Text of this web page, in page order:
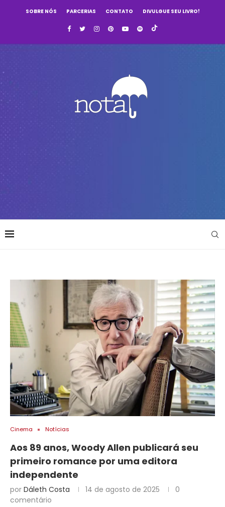
SOBRE NÓS PARCERIAS CONTATO DIVULGUE SEU LIVRO!
Cinema Notícias
Aos 89 anos, Woody Allen publicará seu
primeiro romance por uma editora
independente
por Dáleth Costa 14 de agosto de 2025
0
comentário